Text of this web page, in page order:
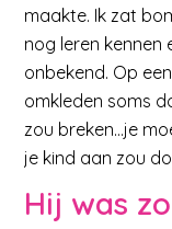
maakte. Ik zat
nog leren kennen
onbekend. Op
omkleden soms
zou breken…je
je kind aan zou
Hij was